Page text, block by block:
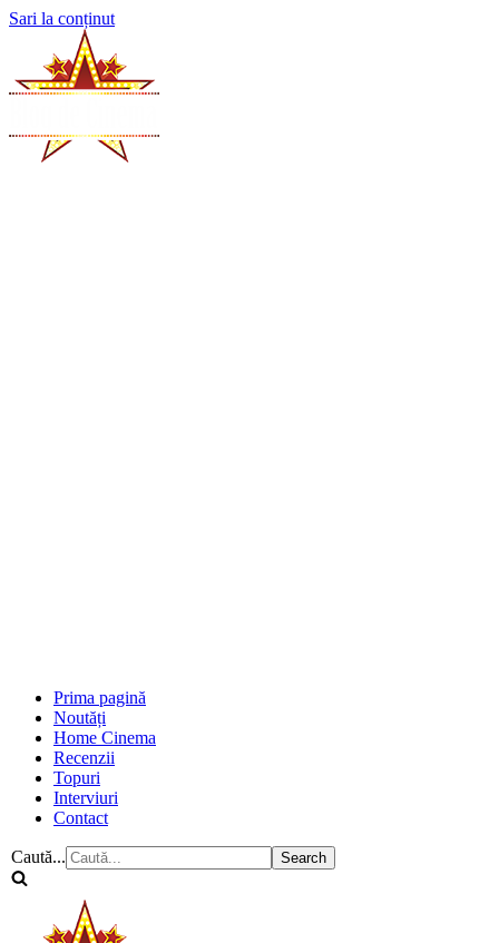
Sari la conținut
Prima pagină
Noutăți
Home Cinema
Recenzii
Topuri
Interviuri
Contact
Caută...